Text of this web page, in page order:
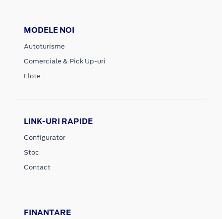
MODELE NOI
Autoturisme
Comerciale & Pick Up-uri
Flote
LINK-URI RAPIDE
Configurator
Stoc
Contact
FINANTARE